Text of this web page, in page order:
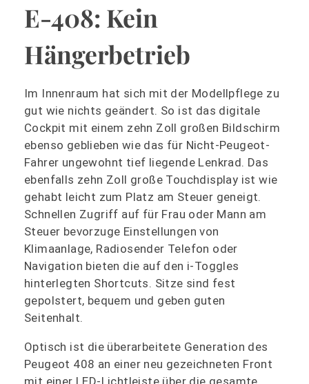
E-408: Kein
Hängerbetrieb
Im Innenraum hat sich mit der Modellpflege zu
gut wie nichts geändert. So ist das digitale
Cockpit mit einem zehn Zoll großen Bildschirm
ebenso geblieben wie das für Nicht-Peugeot-
Fahrer ungewohnt tief liegende Lenkrad. Das
ebenfalls zehn Zoll große Touchdisplay ist wie
gehabt leicht zum Platz am Steuer geneigt.
Schnellen Zugriff auf für Frau oder Mann am
Steuer bevorzuge Einstellungen von
Klimaanlage, Radiosender Telefon oder
Navigation bieten die auf den i-Toggles
hinterlegten Shortcuts. Sitze sind fest
gepolstert, bequem und geben guten
Seitenhalt.
Optisch ist die überarbeitete Generation des
Peugeot 408 an einer neu gezeichneten Front